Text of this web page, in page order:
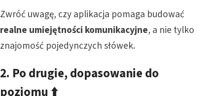
Zwróć uwagę, czy aplikacja pomaga budować
realne umiejętności komunikacyjne, a nie tylko
znajomość pojedynczych słówek.
2. Po drugie, dopasowanie do
poziomu ⬆️